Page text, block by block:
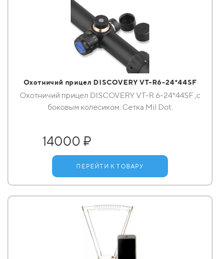
Охотничий прицел DISCOVERY VT-R6-24*44SF
Охотничий прицел DISCOVERY VT-R 6-24*44SF ,с
боковым колесиком. Сетка Mil Dot.
14000 ₽
ПЕРЕЙТИ К ТОВАРУ